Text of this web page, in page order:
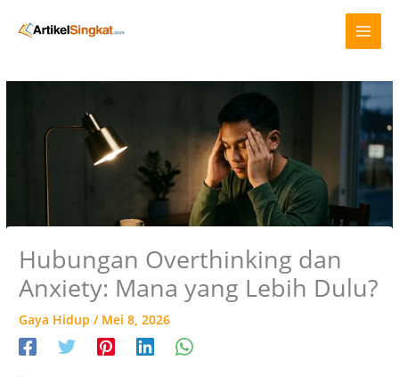
konten
r
i
Hubungan Overthinking dan
Anxiety: Mana yang Lebih Dulu?
Gaya Hidup / Mei 8, 2026